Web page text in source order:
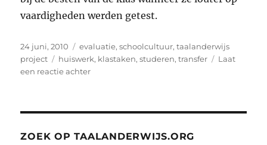
vaardigheden werden getest.
Geplaatst
op
24 juni, 2010 Categorieën
evaluatie,schoolcultuur,taalanderwijs
project
Tags
huiswerk, klastaken,studeren,transfer
Laat
een reactie achterop
discriminatie
ZOEK OP TAALANDERWIJS.ORG